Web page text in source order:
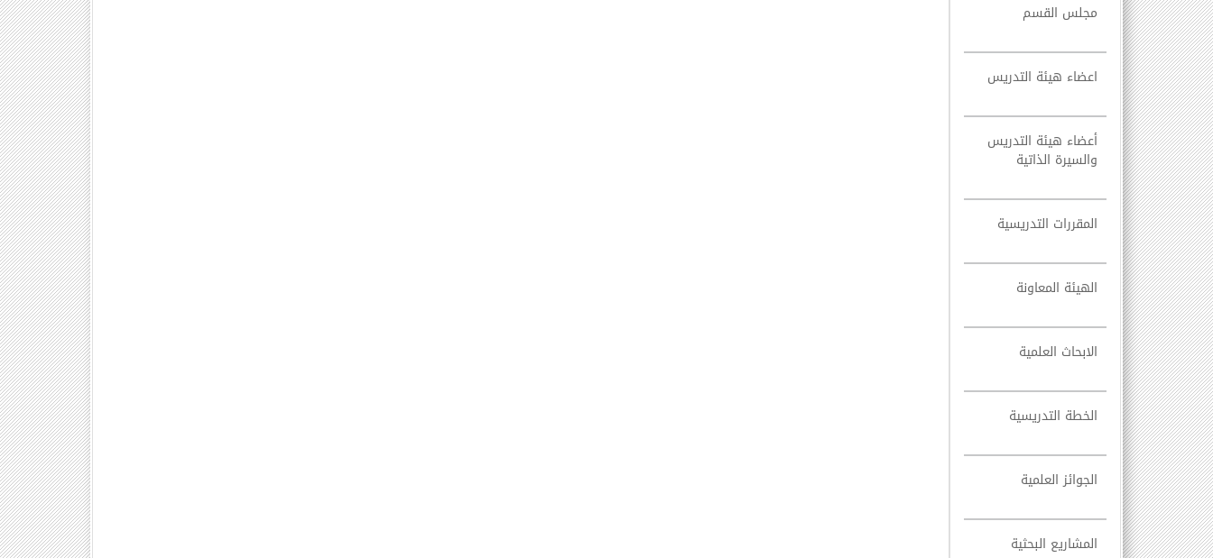
مجلس القسم
اعضاء هيئة التدريس
أعضاء هيئة التدريس
والسيرة الذاتية
المقررات التدريسية
الهيئة المعاونة
الابحاث العلمية
الخطة التدريسية
الجوائز العلمية
المشاريع البحثية